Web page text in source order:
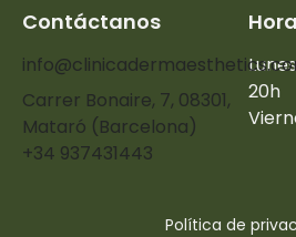
20h
Contáctanos
+34 937431443
Carrer Bonaire, 7, 08301,
Mataró (Barcelona)
Política de